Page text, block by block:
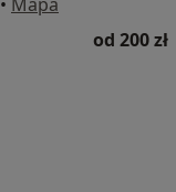
od 200 zł